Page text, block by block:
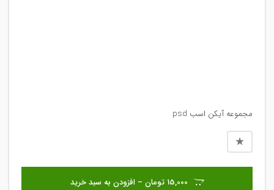
مجموعه آیکن اسب psd
15,000 تومان – افزودن به سبد خرید